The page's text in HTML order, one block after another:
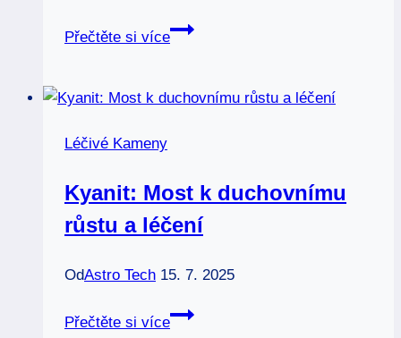
Přečtěte si více
Olivín:
pro
Léčivé Kameny
Kyanit: Most k duchovnímu
růstu a léčení
OdAstro Tech 15. 7. 2025
Přečtěte si více
Kyanit: